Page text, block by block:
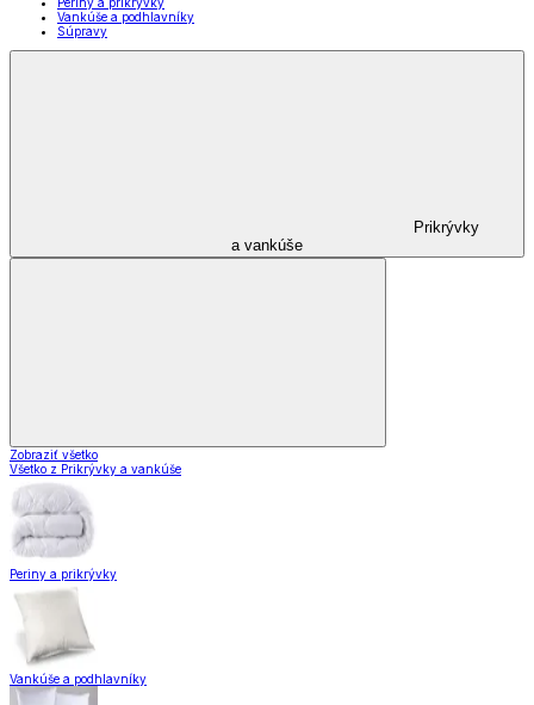
Vankúše a podhlavníky
Súpravy
Prikrývky
a vankúše
Zobraziť všetko
Všetko z Prikrývky a vankúše
Periny a prikrývky
Vankúše a podhlavníky